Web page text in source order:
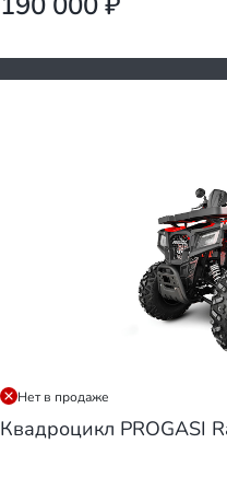
Нет в продаже
Квадроцикл PROGASI